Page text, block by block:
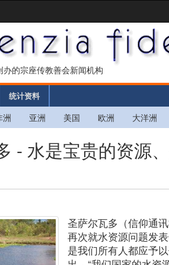
办的宗座传教善会新闻机构
统计资料
洲 亚洲 美国 欧洲 大洋洲
- 水是宝贵的资源
圣萨尔瓦多（信仰通
再次就水资源问题发
是我们所有人都应予